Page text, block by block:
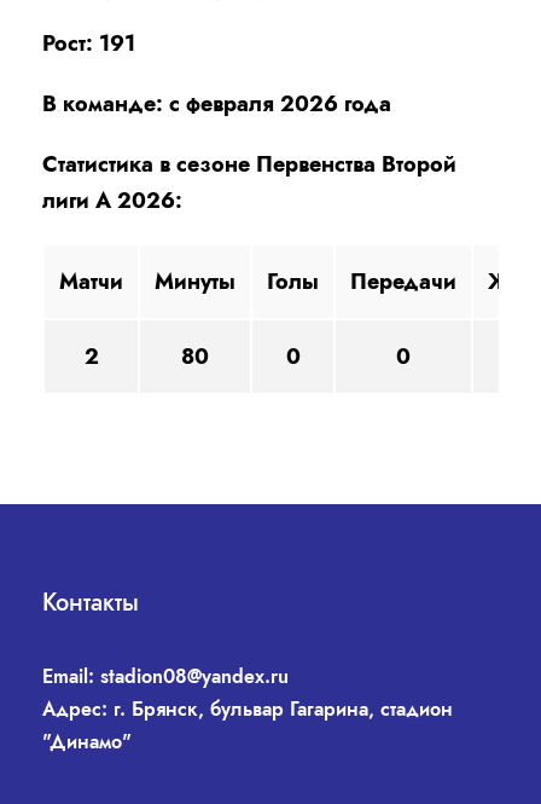
Рост: 191
В команде: с февраля 2026 года
Статистика в сезоне Первенства Второй
лиги А 2026:
Матчи Минуты Голы Передачи ЖК
2 80 0 0
Контакты
Email: stadion08@yandex.ru
Адрес: г. Брянск, бульвар Гагарина, стадион
"Динамо"